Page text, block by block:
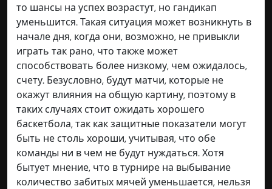
то шансы на успех возрастут, но гандикап
уменьшится. Такая ситуация может возникнуть в
начале дня, когда они, возможно, не привыкли
играть так рано, что также может
способствовать более низкому, чем ожидалось,
счету. Безусловно, будут матчи, которые не
окажут влияния на общую картину, поэтому в
таких случаях стоит ожидать хорошего
баскетбола, так как защитные показатели могут
быть не столь хороши, учитывая, что обе
команды ни в чем не будут нуждаться. Хотя
бытует мнение, что в турнире на выбывание
количество забитых мячей уменьшается, нельзя